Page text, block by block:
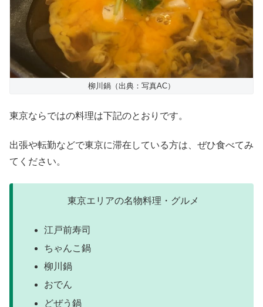
柳川鍋（出典：写真AC）
東京ならではの料理は下記のとおりです。
出張や転勤などで東京に滞在している方は、ぜひ食べてみ
てください。
東京エリアの名物料理・グルメ
江戸前寿司
ちゃんこ鍋
柳川鍋
おでん
どぜう鍋